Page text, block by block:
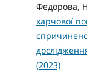
Федорова,
харчової
(2023)